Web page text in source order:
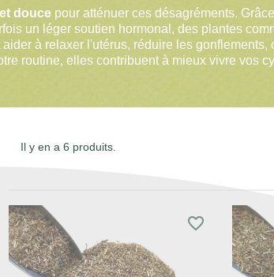
doucepour atténuer ces désagréments.
un léger soutien hormonal, des plantes
à relaxer l'utérus, réduire les gonflements,
routine, elles contribuent à mieux vivre vos
Il y en a 6 produits.
favorite_border